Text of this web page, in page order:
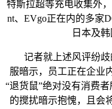
特斯拉超等充电收集外
nt、EVgo正在内的多家
日本及
记者就上述风评纷歧
服暗示，员工正在企业
“退货鼠”绝对没有消费
的搅扰暗示抱愧，且会